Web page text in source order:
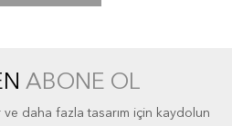
ABONE OL
daha fazla tasarım için kaydolun